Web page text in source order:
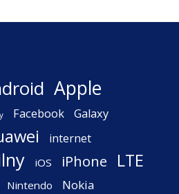
Apple
Facebook Galaxy
internet
iOS iPhone LTE
Nintendo Nokia